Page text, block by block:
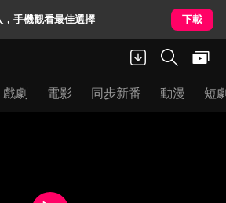
手機觀看最佳選擇 下載
戲劇 電影 同步新番 動漫 短